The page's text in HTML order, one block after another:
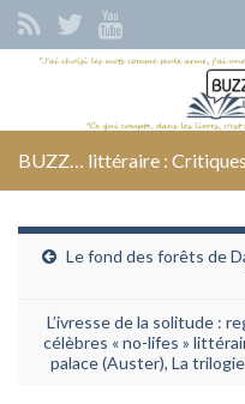
Search for:
BUZZ… littéraire :
Le fond des forêts de
L’ivresse de la solitude :
célèbres « no-lifes »
palace (Auster), La